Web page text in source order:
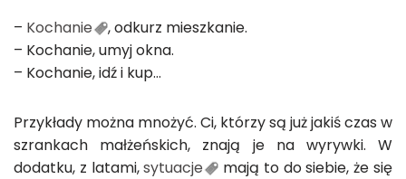
– Kochanie
, odkurz mieszkanie.
– Kochanie, umyj okna.
– Kochanie, idź i kup…
Przykłady można mnożyć. Ci, którzy są już jakiś czas w
szrankach małżeńskich, znają je na wyrywki. W
dodatku, z latami,sytuacje
mają to do siebie, że się